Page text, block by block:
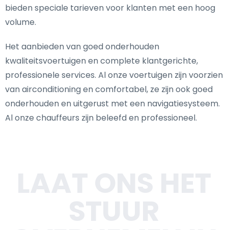
bieden speciale tarieven voor klanten met een hoog
volume.
Het aanbieden van goed onderhouden
kwaliteitsvoertuigen en complete klantgerichte,
professionele services. Al onze voertuigen zijn voorzien
van airconditioning en comfortabel, ze zijn ook goed
onderhouden en uitgerust met een navigatiesysteem.
Al onze chauffeurs zijn beleefd en professioneel.